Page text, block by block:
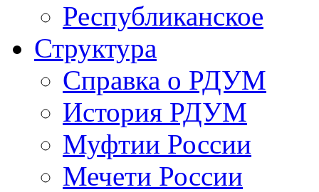
Республиканское
Структура
Справка о РДУМ
История РДУМ
Муфтии России
Мечети России